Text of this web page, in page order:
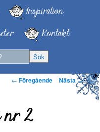
Inspiration
Kontakt
Inläggsnavigering
← Föregående Nästa→
nr 2